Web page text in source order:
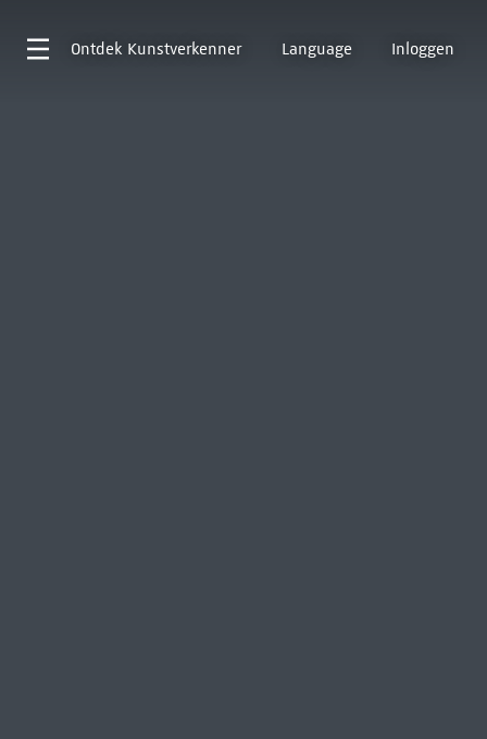
Ontdek Kunstverkenner Language Inloggen